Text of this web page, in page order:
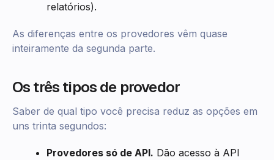
relatórios).
As diferenças entre os provedores vêm quase
inteiramente da segunda parte.
Os três tipos de provedor
Saber de qual tipo você precisa reduz as opções em
uns trinta segundos:
Provedores só de API. Dão acesso à API